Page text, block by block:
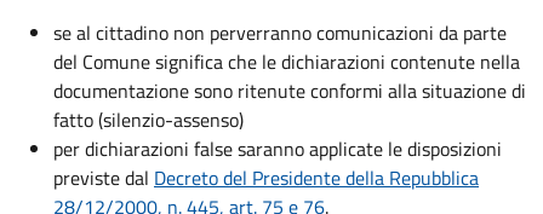
se al cittadino non perverranno comunicazioni da parte
del Comune significa che le dichiarazioni contenute nella
documentazione sono ritenute conformi alla situazione di
fatto (silenzio-assenso)
per dichiarazioni false saranno applicate le disposizioni
previste dal Decreto del Presidente della Repubblica
28/12/2000, n. 445, art. 75 e 76.